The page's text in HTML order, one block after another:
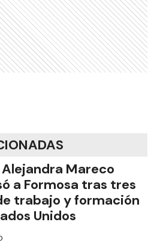
Mareco
a Formosa tras tres
trabajo y formación
Unidos